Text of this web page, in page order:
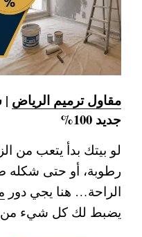
مقاول ترميم الرياض |
جديد 100%
لو بيتك بدأ يتعب من
رطوبة، أو حتى شكله
الراحة… هنا يجي دور
يضبط لك كل شيء من